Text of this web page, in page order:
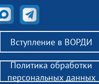
Вступление в ВОРДИ
Политика обработки
персональных данных